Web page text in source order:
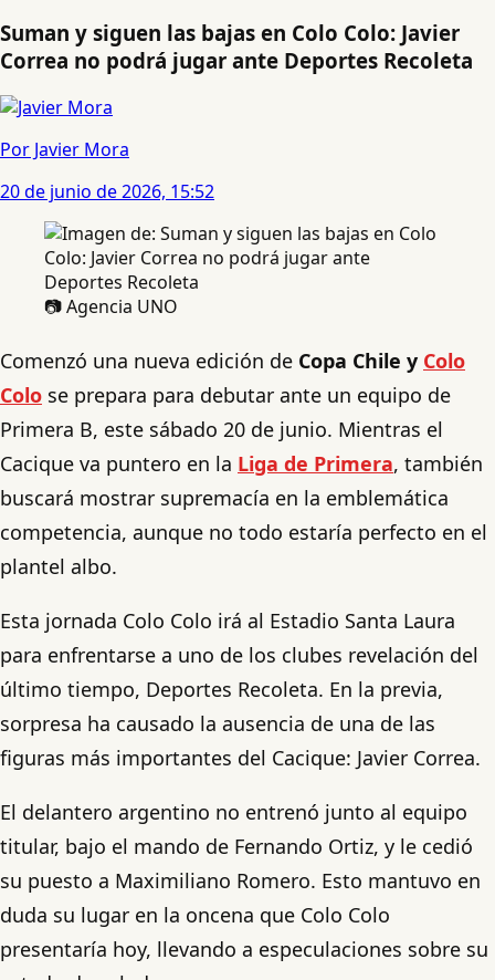
Suman y siguen las bajas en Colo Colo: Javier
Correa no podrá jugar ante Deportes Recoleta
Por Javier Mora
20 de junio de 2026, 15:52
📷 Agencia UNO
Comenzó una nueva edición de Copa Chile y Colo
Colo se prepara para debutar ante un equipo de
Primera B, este sábado 20 de junio. Mientras el
Cacique va puntero en la Liga de Primera, también
buscará mostrar supremacía en la emblemática
competencia, aunque no todo estaría perfecto en el
plantel albo.
Esta jornada Colo Colo irá al Estadio Santa Laura
para enfrentarse a uno de los clubes revelación del
último tiempo, Deportes Recoleta. En la previa,
sorpresa ha causado la ausencia de una de las
figuras más importantes del Cacique: Javier Correa.
El delantero argentino no entrenó junto al equipo
titular, bajo el mando de Fernando Ortiz, y le cedió
su puesto a Maximiliano Romero. Esto mantuvo en
duda su lugar en la oncena que Colo Colo
presentaría hoy, llevando a especulaciones sobre su